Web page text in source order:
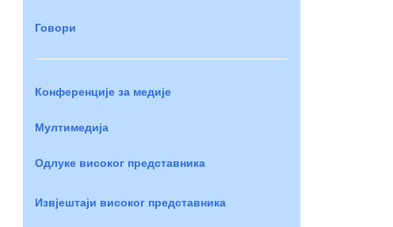
Говори
Конференције за медије
Мултимедија
Одлуке високог представника
Извјештаји високог представника